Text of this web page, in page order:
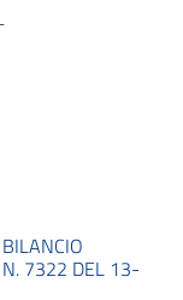
N. 7322 DEL 13-